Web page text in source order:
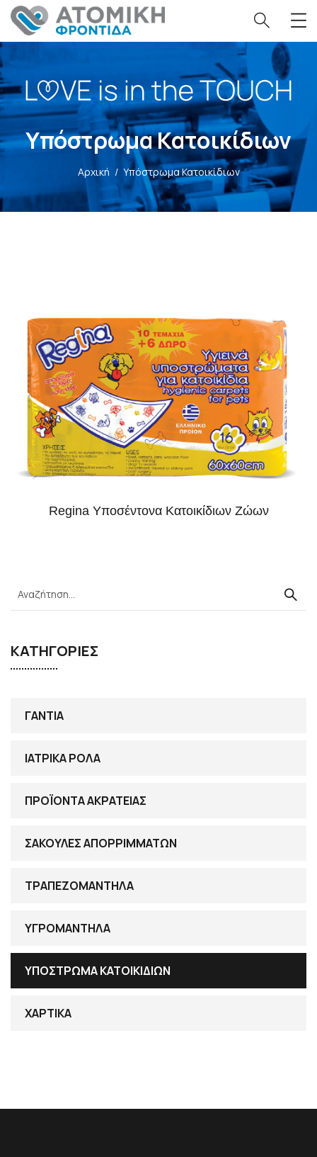
Υπόστρωμα Κατοικίδιων
Αρχική / Υπόστρωμα Κατοικίδιων
ΚΑΤΗΓΟΡΙΕΣ
ΓΑΝΤΙΑ
ΙΑΤΡΙΚΑ ΡΟΛΑ
ΠΡΟΪΟΝΤΑ ΑΚΡΑΤΕΙΑΣ
ΣΑΚΟΥΛΕΣ ΑΠΟΡΡΙΜΜΑΤΩΝ
ΤΡΑΠΕΖΟΜΑΝΤΗΛΑ
ΥΓΡΟΜΑΝΤΗΛΑ
ΥΠΟΣΤΡΩΜΑ ΚΑΤΟΙΚΙΔΙΩΝ
ΧΑΡΤΙΚΑ
Regina Υποσέντονα Kατοικίδιων Ζώων